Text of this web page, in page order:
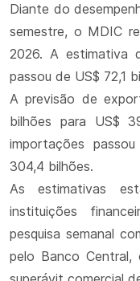
Diante do
semestre, o MDIC
2026. A estimativa
passou de US$ 72,1
A previsão de
bilhões para US$
importações
304,4 bilhões.
As estimativas
instituições
pesquisa semanal
pelo Banco Central,